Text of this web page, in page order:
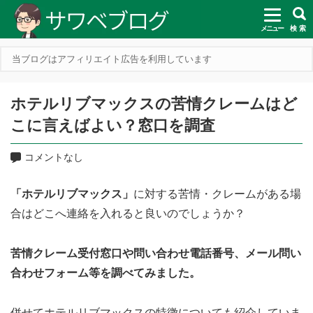
メニュー 検 索
当ブログはアフィリエイト広告を利用しています
ホテルリブマックスの苦情クレームはど
こに言えばよい？窓口を調査
コメントなし
「ホテルリブマックス」 に対する苦情・クレームがある場
合はどこへ連絡を入れると良いのでしょうか？
苦情クレーム受付窓口や問い合わせ電話番号、メール問い
合わせフォーム等を調べてみました。